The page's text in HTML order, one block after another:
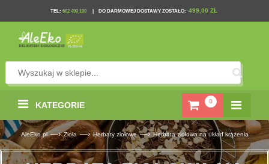
TEL: 602 490 100 DO DARMOWEJ DOSTAWY ZOSTAŁO: 499,00 ZŁ
0
KATEGORIE
AleEko.pl —› Zioła —› Herbaty ziołowe —› Herbata ziołowa na układ krążenia